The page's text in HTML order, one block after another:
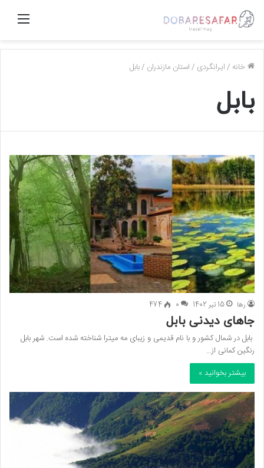
منو
خانه /ایرانگردی /استان مازندران /بابل
بابل
رها 15 تیر 1402 0
474
جاهای دیدنی بابل
بابل در شمال کشور و با نام قدیمی و زیبای مه میترا شناخته شده است. شهر بابل
رنگین کمانی از…
بیشتر بخوانید »